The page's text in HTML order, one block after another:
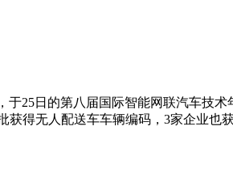
25日的第八届国际智能网联汽车技
得无人配送车车辆编码，3家企业也